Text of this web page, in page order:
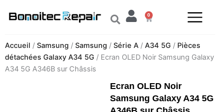
0
Panier
Accueil / Samsung / Samsung / Série A / A34 5G / Pièces
détachées Galaxy A34 5G / Ecran OLED Noir Samsung Galaxy
A34 5G A346B sur Châssis
Ecran OLED Noir
Samsung Galaxy A34 5G